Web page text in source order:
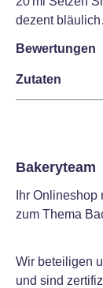
dezent
Bewertungen
Zutaten
Bakeryteam
Ihr
zum Thema
Wir beteiligen
und sind